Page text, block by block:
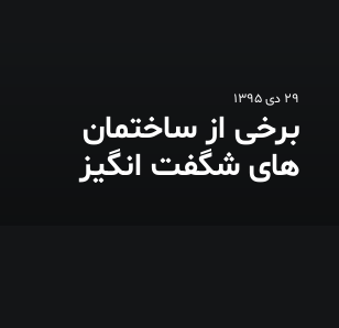
29 دی 1395
برخی از ساختمان
های شگفت انگیز